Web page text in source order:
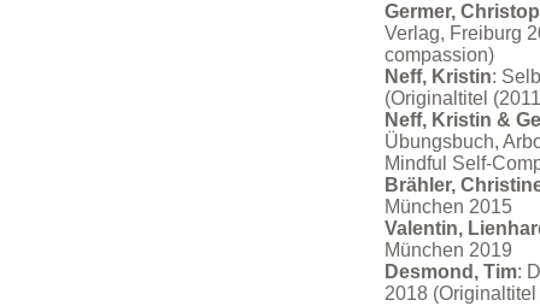
Germer,
Verlag, Freiburg
compassion)
Neff, Kristin:
(Originaltitel
Neff, Kristin &
Übungsbuch,
Mindful Self-
Brähler,
München 2015
Valentin,
München 2019
Desmond, Tim:
2018